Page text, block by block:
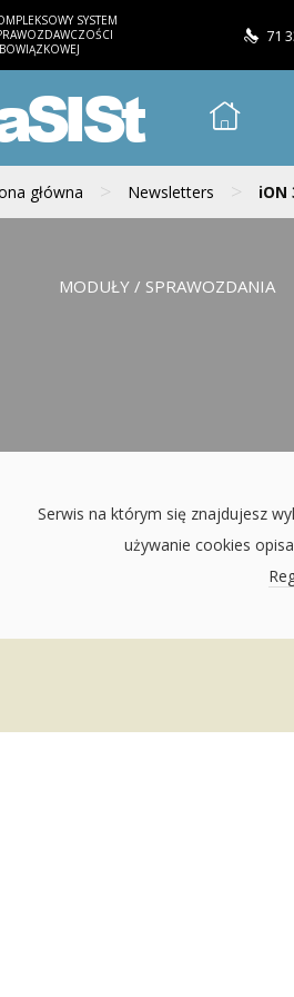
SYSTEM
71
główna > Newsletters > iON
MODUŁY / SPRAWOZDANIA
Serwis na którym się znajdujesz
używanie cookies